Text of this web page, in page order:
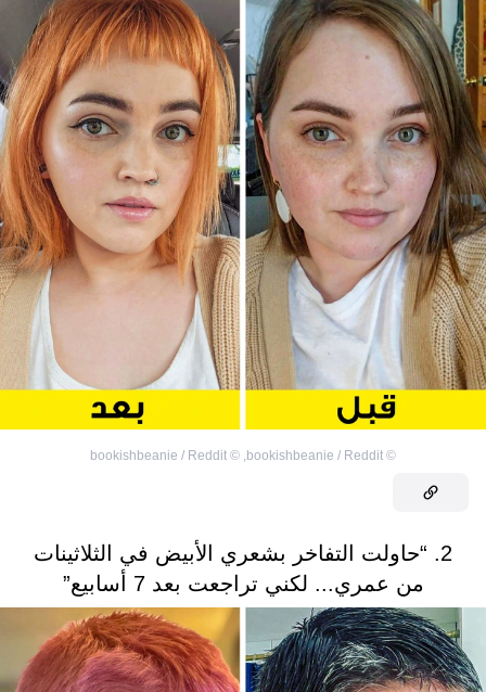
©
bookishbeanie / Reddit
©
bookishbeanie / Reddit
2. “حاولت التفاخر بشعري الأبيض في الثلاثينات
من عمري... لكني تراجعت بعد 7 أسابيع”